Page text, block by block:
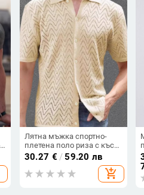
Лятна мъжка спортно-
плетена поло риза с къс
ръкав, свободна кройка,
едноцветна
30.27 € /59.20 лв
add_shopping_cart